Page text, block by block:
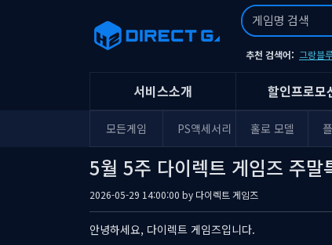
추천 검색어: 그랑블
서비스소개 할인프로모
모든게임 PS액세서리 홀로 모델
5월 5주 다이렉트 게임즈 주말
2026-05-29 14:00:00 by 다이렉트 게임즈
안녕하세요, 다이렉트 게임즈입니다.